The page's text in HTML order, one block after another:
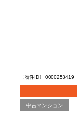
〔物件ID〕 0000253419
中古マンション